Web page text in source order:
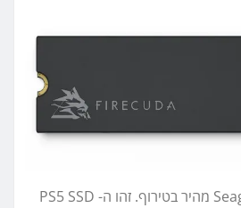
ה- Seagate FireCuda 530 מהיר בטירוף. זהו ה- PS5 SSD